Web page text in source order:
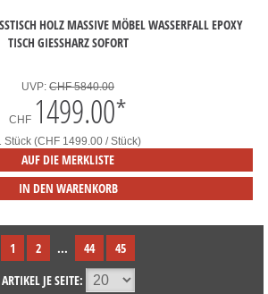
HOLZ MASSIVE MÖBEL WASSERFALL EPOXY
TISCH GIESSHARZ SOFORT
UVP: CHF 5840.00
CHF 1499.00*
Stück (CHF 1499.00 / Stück)
AUF DIE MERKLISTE
IN DEN WARENKORB
1 2 ... 44
45
ARTIKEL JE SEITE: